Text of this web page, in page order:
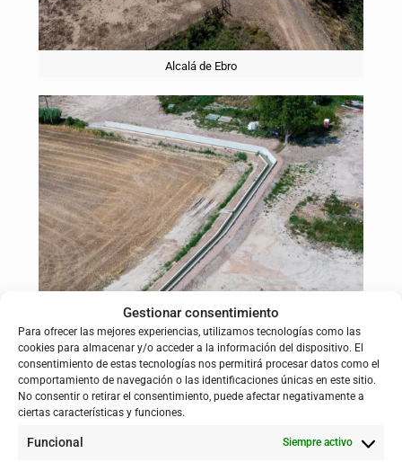
Gestionar consentimiento
Para ofrecer las mejores experiencias, utilizamos tecnologías como las
cookies para almacenar y/o acceder a la información del dispositivo. El
consentimiento de estas tecnologías nos permitirá procesar datos como el
comportamiento de navegación o las identificaciones únicas en este sitio.
No consentir o retirar el consentimiento, puede afectar negativamente a
ciertas características y funciones.
Funcional Siempre activo
Alcalá de Ebro
Remolinos